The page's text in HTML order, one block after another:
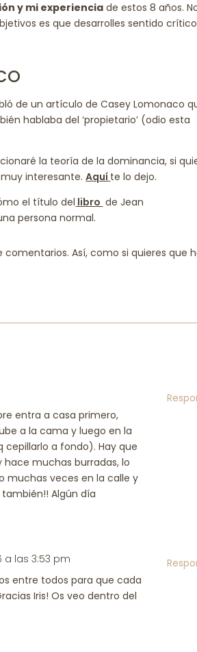
y mi experiencia de estos 8 años.
es que desarrolles sentido crítico
de un artículo de Casey Lomonaco
hablaba del ‘propietario’ (odio esta
la teoría de la dominancia, si
muy interesante.Aquí te lo dejo.
el título del libro de Jean
persona normal.
Así, como si quieres que
entra a casa primero,
a la cama y luego en la
a fondo). Hay que
muchas burradas, lo
muchas veces en la calle y
Algún día
a las 3:53 pm
entre todos para que cada
Iris! Os veo dentro del